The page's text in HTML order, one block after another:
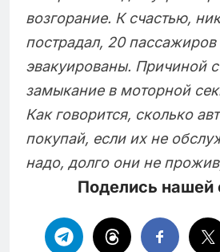
возгорание. К счастью,
пострадал, 20
эвакуированы. Причиной
замыкание в моторной
Как говорится, сколько
покупай, если их не
надо, долго они не
Поделись нашей